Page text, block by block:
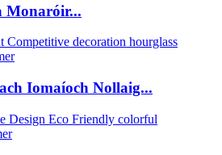
Monaróir...
Iomaíoch Nollaig...